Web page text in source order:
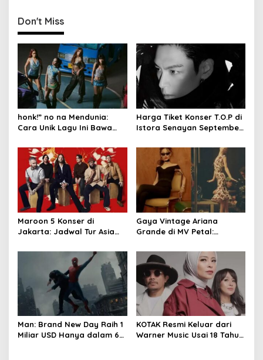
n
a
i
g
a
t
i
o
n
Don't Miss
honk!” no na Mendunia:
Cara Unik Lagu Ini Bawa
Harga Tiket Konser T.O.P di
Istora Senayan September
Maroon 5 Konser di
Jakarta: Jadwal Tur Asia
Gaya Vintage Ariana
Grande di MV Petal:
Man: Brand New Day Raih 1
Miliar USD Hanya dalam 6
KOTAK Resmi Keluar dari
Warner Music Usai 18 Tahun